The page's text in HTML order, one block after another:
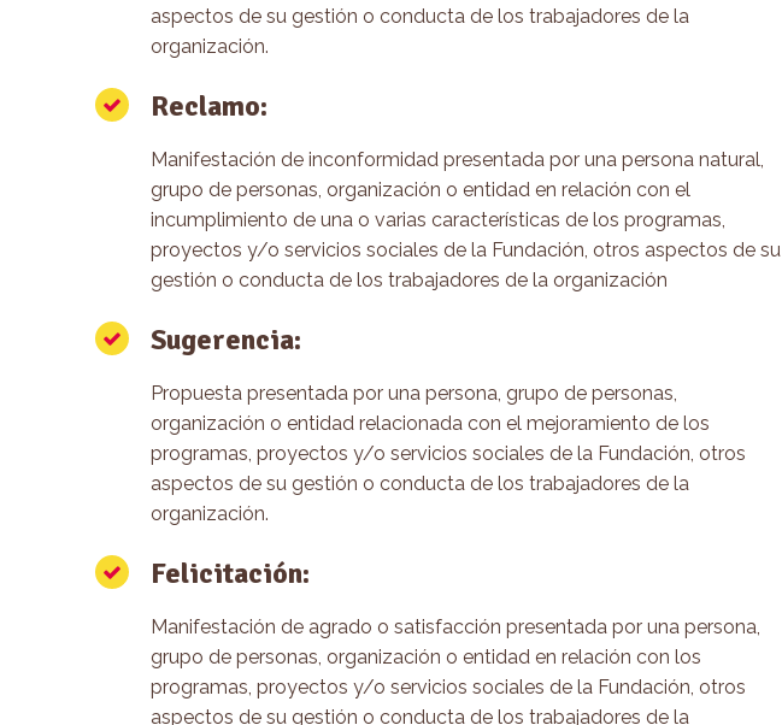
aspectos de su gestión o conducta de los trabajadores de la
organización.
Reclamo:
Manifestación de inconformidad presentada por una persona natural,
grupo de personas, organización o entidad en relación con el
incumplimiento de una o varias características de los programas,
proyectos y/o servicios sociales de la Fundación, otros aspectos de su
gestión o conducta de los trabajadores de la organización
Sugerencia:
Propuesta presentada por una persona, grupo de personas,
organización o entidad relacionada con el mejoramiento de los
programas, proyectos y/o servicios sociales de la Fundación, otros
aspectos de su gestión o conducta de los trabajadores de la
organización.
Felicitación:
Manifestación de agrado o satisfacción presentada por una persona,
grupo de personas, organización o entidad en relación con los
programas, proyectos y/o servicios sociales de la Fundación, otros
aspectos de su gestión o conducta de los trabajadores de la